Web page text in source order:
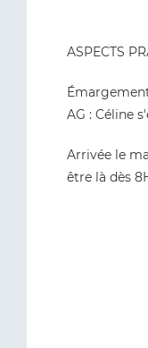
ASPECTS
AG : Céline
Arrivée le
être là dès